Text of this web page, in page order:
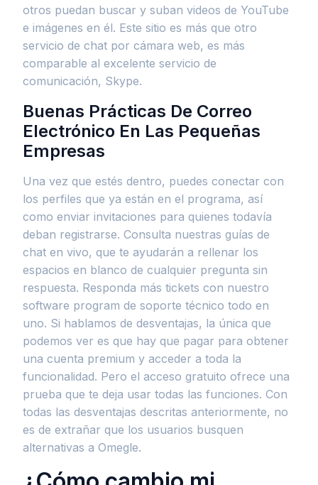
otros puedan buscar y suban videos de YouTube
e imágenes en él. Este sitio es más que otro
servicio de chat por cámara web, es más
comparable al excelente servicio de
comunicación, Skype.
Buenas Prácticas De Correo
Electrónico En Las Pequeñas
Empresas
Una vez que estés dentro, puedes conectar con
los perfiles que ya están en el programa, así
como enviar invitaciones para quienes todavía
deban registrarse. Consulta nuestras guías de
chat en vivo, que te ayudarán a rellenar los
espacios en blanco de cualquier pregunta sin
respuesta. Responda más tickets con nuestro
software program de soporte técnico todo en
uno. Si hablamos de desventajas, la única que
podemos ver es que hay que pagar para obtener
una cuenta premium y acceder a toda la
funcionalidad. Pero el acceso gratuito ofrece una
prueba que te deja usar todas las funciones. Con
todas las desventajas descritas anteriormente, no
es de extrañar que los usuarios busquen
alternativas a Omegle.